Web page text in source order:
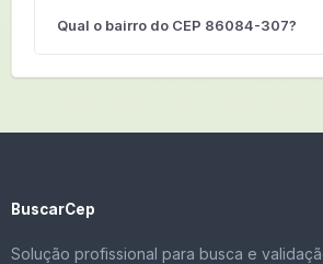
Qual o bairro do CEP 86084-307?
BuscarCep
Solução profissional para busca e